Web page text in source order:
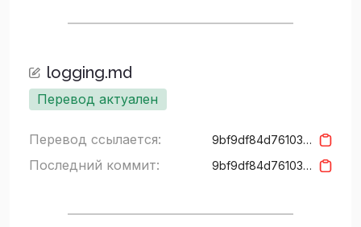
logging.md
Перевод актуален
Перевод ссылается: 9bf9df84d7610336a046c581838876d54f191c31
Последний коммит: 9bf9df84d7610336a046c581838876d54f191c31